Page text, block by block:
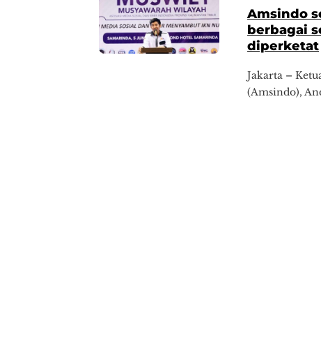
Amsindo
berbagai
diperketat
Jakarta –
(Amsindo),